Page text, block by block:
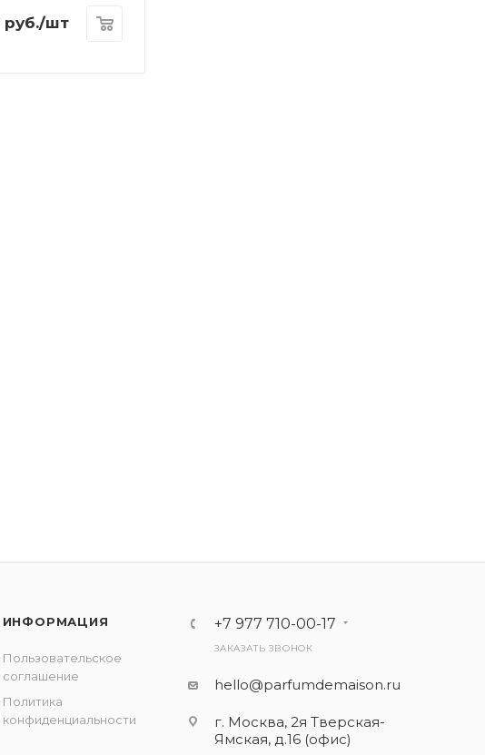
руб./шт
ИНФОРМАЦИЯ
Пользовательское
соглашение
Политика
конфиденциальности
+7 977 710-00-17
ЗАКАЗАТЬ ЗВОНОК
hello@parfumdemaison.ru
г. Москва, 2я Тверская-
Ямская, д.16 (офис)